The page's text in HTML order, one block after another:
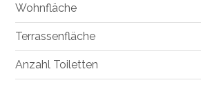
Wohnfläche
Terrassenfläche
Anzahl Toiletten